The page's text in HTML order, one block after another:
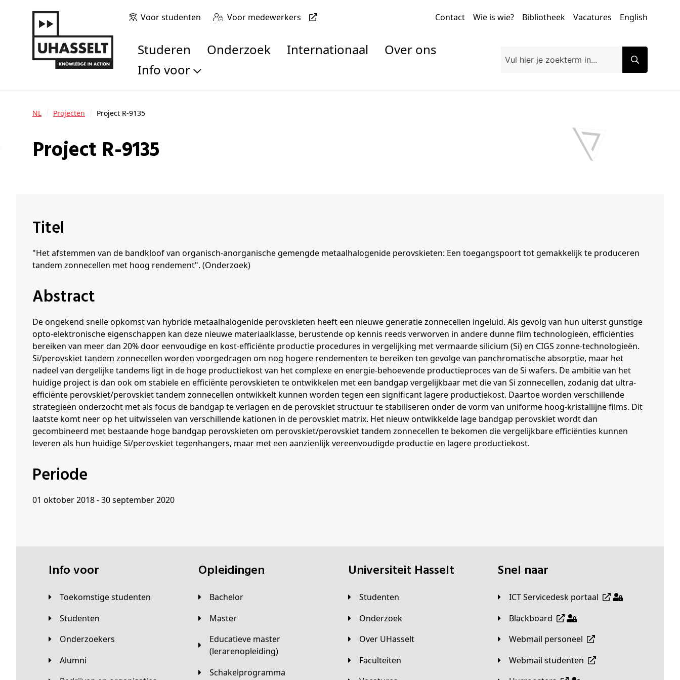
Voor studenten Voor medewerkers Contact Wie is wie? Bibliotheek Vacatures English
Studeren Onderzoek Internationaal
Over ons
Info voor
Toekomstige studenten
Alumni
Bedrijven en organisaties
NL Projecten Project R-9135
Project R-9135
Titel
"Het afstemmen van de bandkloof van organisch-anorganische gemengde metaalhalogenide perovskieten: Een toegangspoort tot gemakkelijk te produceren
tandem zonnecellen met hoog rendement". (Onderzoek)
Abstract
De ongekend snelle opkomst van hybride metaalhalogenide perovskieten heeft een nieuwe generatie zonnecellen ingeluid. Als gevolg van hun uiterst gunstige
opto-elektronische eigenschappen kan deze nieuwe materiaalklasse, berustende op kennis reeds verworven in andere dunne film technologieën, efficiënties
bereiken van meer dan 20% door eenvoudige en kost-efficiënte productie procedures in vergelijking met vermaarde silicium (Si) en CIGS zonne-technologieën.
Si/perovskiet tandem zonnecellen worden voorgedragen om nog hogere rendementen te bereiken ten gevolge van panchromatische absorptie, maar het
nadeel van dergelijke tandems ligt in de hoge productiekost van het complexe en energie-behoevende productieproces van de Si wafers. De ambitie van het
huidige project is dan ook om stabiele en efficiënte perovskieten te ontwikkelen met een bandgap vergelijkbaar met die van Si zonnecellen, zodanig dat ultra-
efficiënte perovskiet/perovskiet tandem zonnecellen ontwikkelt kunnen worden tegen een significant lagere productiekost. Daartoe worden verschillende
strategieën onderzocht met als focus de bandgap te verlagen en de perovskiet structuur te stabiliseren onder de vorm van uniforme hoog-kristallijne films. Dit
laatste komt neer op het uitwisselen van verschillende kationen in de perovskiet matrix. Het nieuw ontwikkelde lage bandgap perovskiet wordt dan
gecombineerd met bestaande hoge bandgap perovskieten om perovskiet/perovskiet tandem zonnecellen te bekomen die vergelijkbare efficiënties kunnen
leveren als hun huidige Si/perovskiet tegenhangers, maar met een aanzienlijk vereenvoudigde productie en lagere productiekost.
Periode
01 oktober 2018 - 30 september 2020
Info voor
Toekomstige studenten
Studenten
Onderzoekers
Alumni
Opleidingen
Bachelor
Master
Educatieve master
(lerarenopleiding)
Schakelprogramma
universiteit Hasselt
Studenten
Onderzoek
Over UHasselt
Faculteiten
Snel naar
ICT Servicedesk portaal
Blackboard
Webmail personeel
Webmail studenten